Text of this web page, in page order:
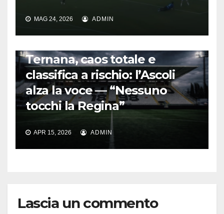
MAG 24, 2026 ADMIN
Ternana, caos totale e
classifica a rischio: l’Ascoli
alza la voce — “Nessuno
tocchi la Regina”
APR 15, 2026 ADMIN
Lascia un commento